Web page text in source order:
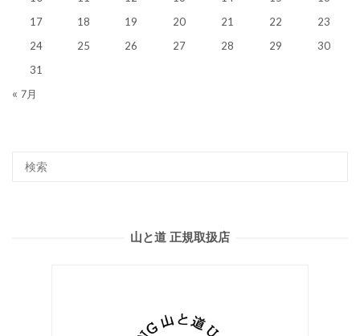
17
18 19 20 21 22
23
24
25 26 27 28 29
30
31
« 7月
山と道 正規取扱店